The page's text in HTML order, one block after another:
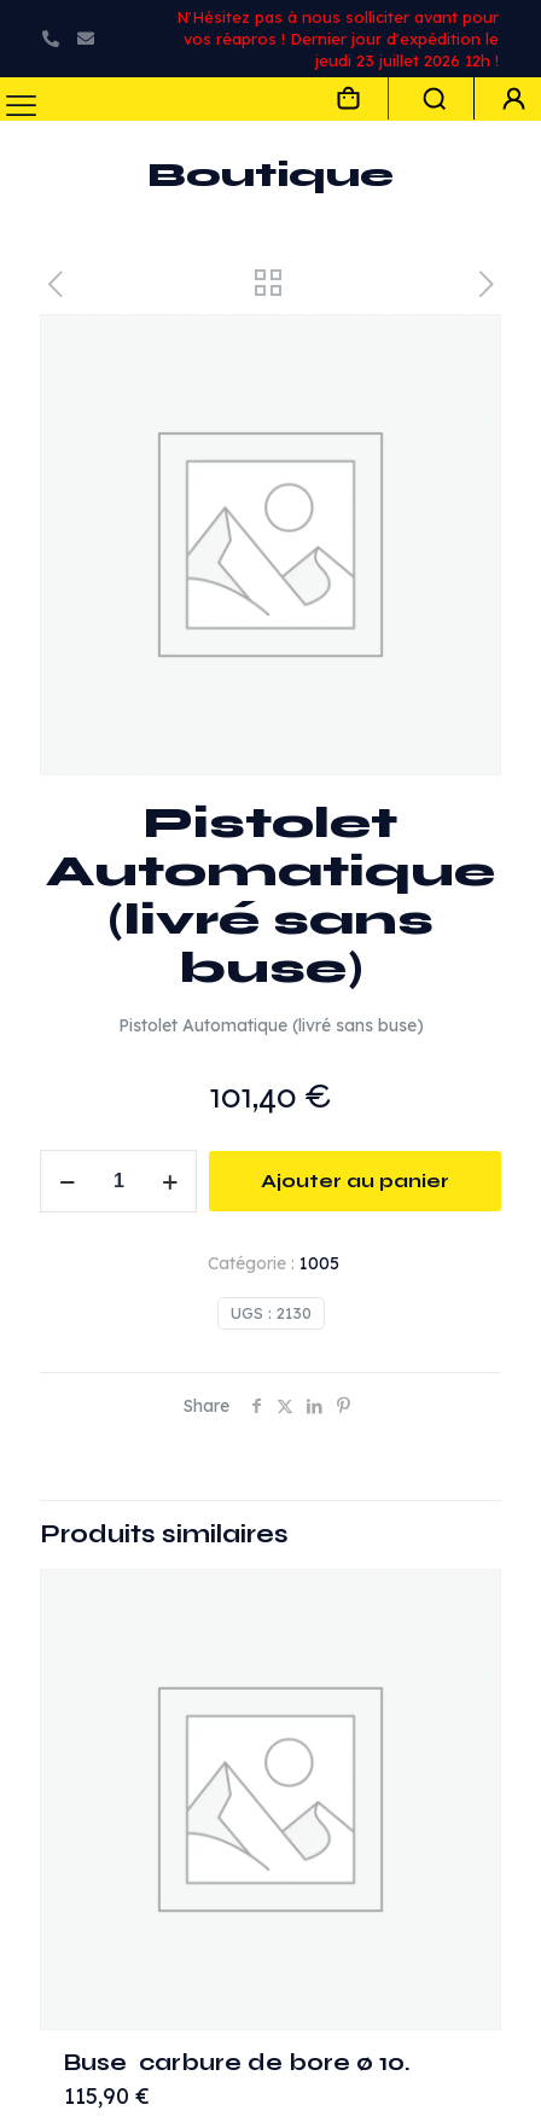
N'Hésitez pas à nous solliciter avant pour
vos réapros ! Dernier jour d'expédition le
jeudi 23 juillet 2026 12h !
Boutique
Pistolet
Automatique
(livré sans
buse)
Pistolet Automatique (livré sans buse)
101,40€
Ajouter au panier
UGS : 2130
Catégorie : 1005
Share
Produits similaires
Buse carbure de bore ø 10.
115,90 €